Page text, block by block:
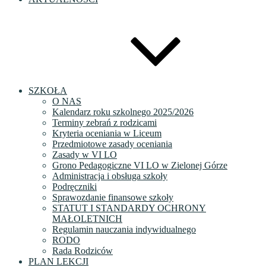
SZKOŁA
O NAS
Kalendarz roku szkolnego 2025/2026
Terminy zebrań z rodzicami
Kryteria oceniania w Liceum
Przedmiotowe zasady oceniania
Zasady w VI LO
Grono Pedagogiczne VI LO w Zielonej Górze
Administracja i obsługa szkoły
Podręczniki
Sprawozdanie finansowe szkoły
STATUT I STANDARDY OCHRONY
MAŁOLETNICH
Regulamin nauczania indywidualnego
RODO
Rada Rodziców
PLAN LEKCJI